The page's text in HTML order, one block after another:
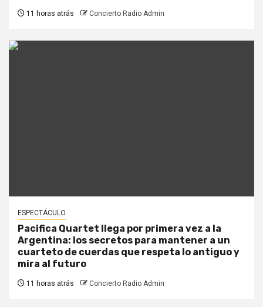
11 horas atrás Concierto Radio Admin
ESPECTÁCULO
Pacifica Quartet llega por primera vez a la
Argentina: los secretos para mantener a un
cuarteto de cuerdas que respeta lo antiguo y
mira al futuro
11 horas atrás Concierto Radio Admin